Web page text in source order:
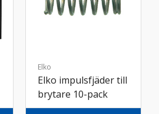
Elko
Elko impulsfjäder till
brytare 10-pack